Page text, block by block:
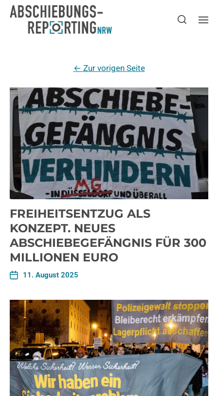
← Zur vorigen Seite
FREIHEITSENTZUG ALS
KONZEPT. NEUES
ABSCHIEBEGEFÄNGNIS FÜR 300
MILLIONEN EURO
11. August 2025